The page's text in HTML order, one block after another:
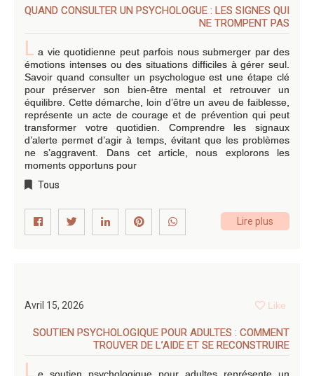
QUAND CONSULTER UN PSYCHOLOGUE : LES SIGNES QUI
NE TROMPENT PAS
L a vie quotidienne peut parfois nous submerger par des
émotions intenses ou des situations difficiles à gérer seul.
Savoir quand consulter un psychologue est une étape clé
pour préserver son bien-être mental et retrouver un
équilibre. Cette démarche, loin d’être un aveu de faiblesse,
représente un acte de courage et de prévention qui peut
transformer votre quotidien. Comprendre les signaux
d’alerte permet d’agir à temps, évitant que les problèmes
ne s’aggravent. Dans cet article, nous explorons les
moments opportuns pour
Tous
Lire plus
Avril 15, 2026 Like
SOUTIEN PSYCHOLOGIQUE POUR ADULTES : COMMENT
TROUVER DE L’AIDE ET SE RECONSTRUIRE
L